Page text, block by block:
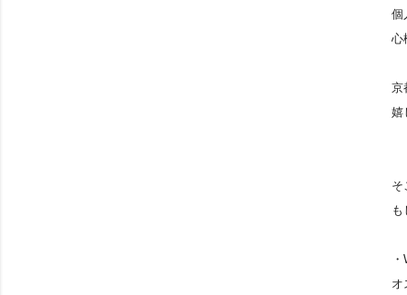
個
心
京
嬉
そ
オ